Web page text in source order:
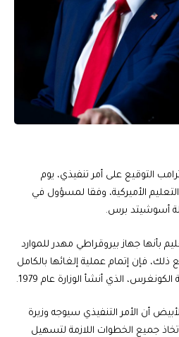
التوقيع على أمر تنفيذي، يوم
الأميركية، وفقا لمسؤول في
أسوشيتد برس.
بأنها جهاز بيروقراطي مهدر للموارد
ذلك، فإن إتمام عملية إلغائها بالكامل
الذي أنشأ الوزارة عام 1979.
أن الأمر التنفيذي سيوجه وزيرة
جميع الخطوات اللازمة لتسهيل